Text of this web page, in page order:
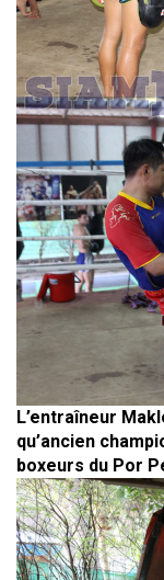
L’entraîneur
qu’ancien
boxeurs du Por